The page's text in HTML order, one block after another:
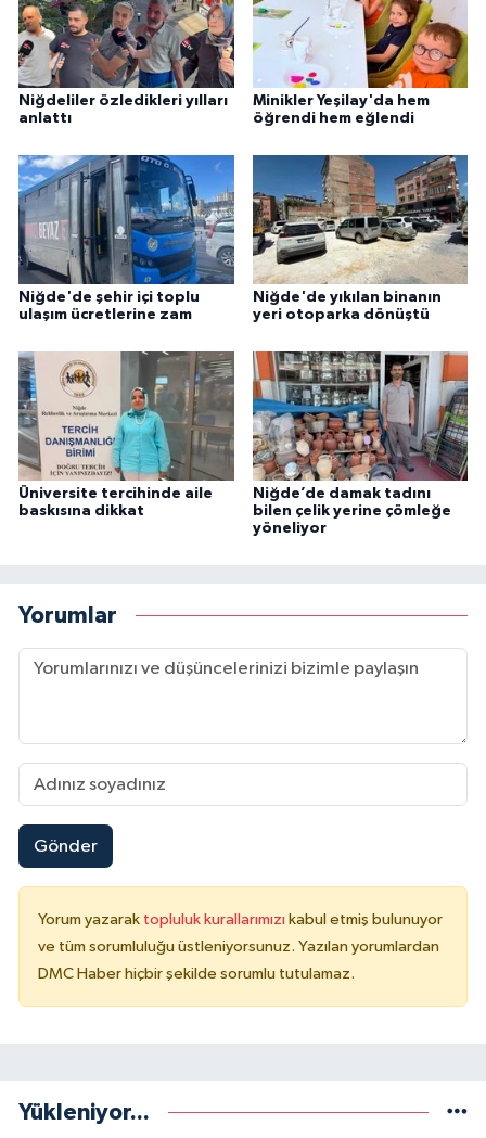
Niğdeliler özledikleri yılları
anlattı
Minikler Yeşilay'da hem
öğrendi hem eğlendi
Niğde'de şehir içi toplu
ulaşım ücretlerine zam
Niğde'de yıkılan binanın
yeri otoparka dönüştü
Üniversite tercihinde aile
baskısına dikkat
Niğde’de damak tadını
bilen çelik yerine çömleğe
yöneliyor
Yorumlar
Gönder
Yorum yazarak topluluk kurallarımızı kabul etmiş bulunuyor
ve tüm sorumluluğu üstleniyorsunuz. Yazılan yorumlardan
DMC Haber hiçbir şekilde sorumlu tutulamaz.
Yükleniyor...